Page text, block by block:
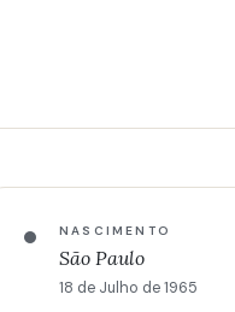
NASCIMENTO
São Paulo
18 de Julho de 1965